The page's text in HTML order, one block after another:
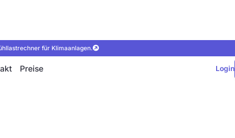
für Klimaanlagen.
Preise Login